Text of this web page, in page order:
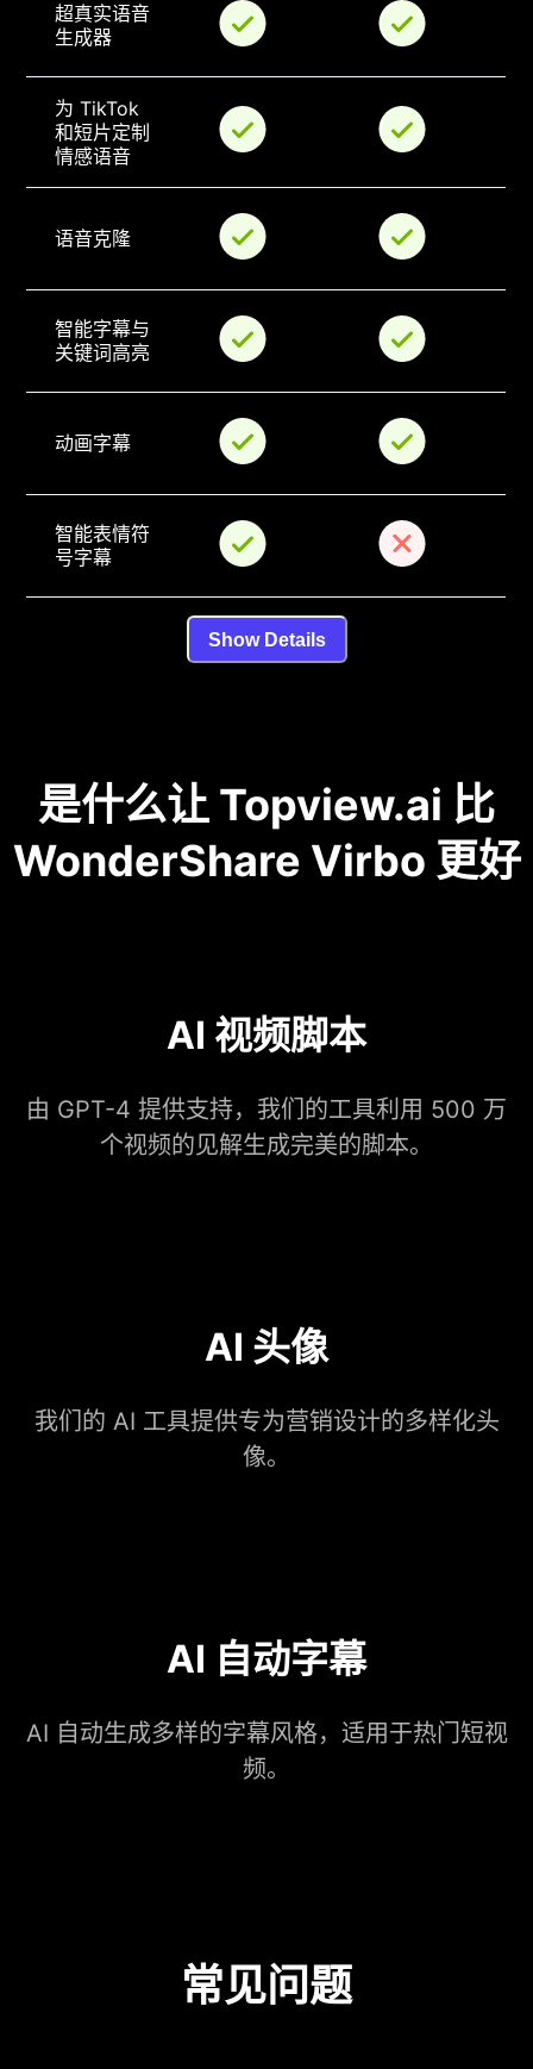
超真实语音
生成器
为 TikTok
和短片定制
情感语音
语音克隆
智能字幕与
关键词高亮
动画字幕
智能表情符
号字幕
Show Details
是什么让 Topview.ai 比
WonderShare Virbo 更好
AI 视频脚本
由 GPT-4 提供支持，我们的工具利用 500 万
个视频的见解生成完美的脚本。
AI 头像
我们的 AI 工具提供专为营销设计的多样化头
像。
AI 自动字幕
AI 自动生成多样的字幕风格，适用于热门短视
频。
常见问题